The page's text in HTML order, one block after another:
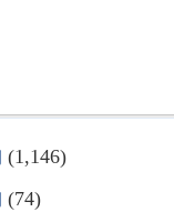
(1,146)
(74)